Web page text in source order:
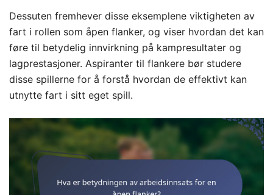
Dessuten fremhever disse eksemplene viktigheten av
fart i rollen som åpen flanker, og viser hvordan det kan
føre til betydelig innvirkning på kampresultater og
lagprestasjoner. Aspiranter til flankere bør studere
disse spillerne for å forstå hvordan de effektivt kan
utnytte fart i sitt eget spill.